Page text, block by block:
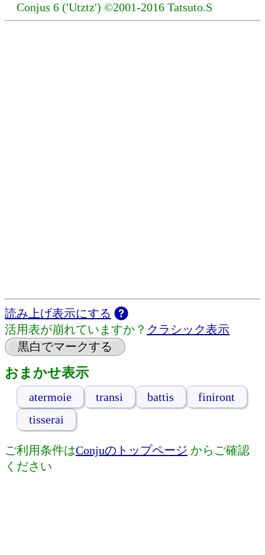
Conjus 6 ('Utztz') ©2001-2016 Tatsuto.S
読み上げ表示にする
活用表が崩れていますか？ クラシック表示
黒白でマークする
おまかせ表示
atermoie transi battis
finiront
tisserai
ご利用条件はConjuのトップページ からご確認
ください